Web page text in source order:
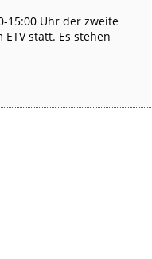
15:00 Uhr der zweite
statt. Es stehen